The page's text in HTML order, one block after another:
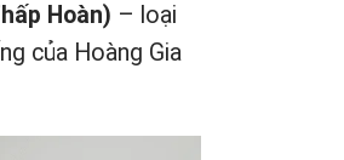
Hoàn) – loại
của Hoàng Gia